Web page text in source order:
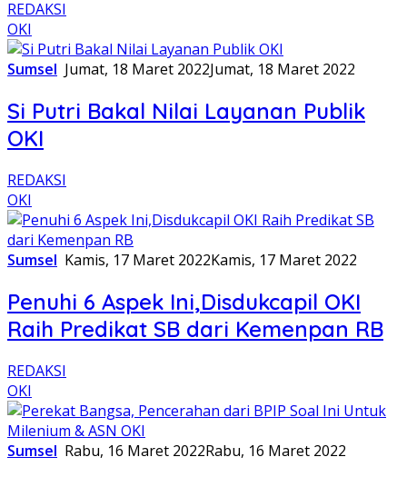
REDAKSI
OKI
Sumsel Jumat, 18 Maret 2022Jumat, 18 Maret 2022
Si Putri Bakal Nilai Layanan Publik
OKI
REDAKSI
OKI
Sumsel Kamis, 17 Maret 2022Kamis, 17 Maret 2022
Penuhi 6 Aspek Ini,Disdukcapil OKI
Raih Predikat SB dari Kemenpan RB
REDAKSI
OKI
Sumsel Rabu, 16 Maret 2022Rabu, 16 Maret 2022